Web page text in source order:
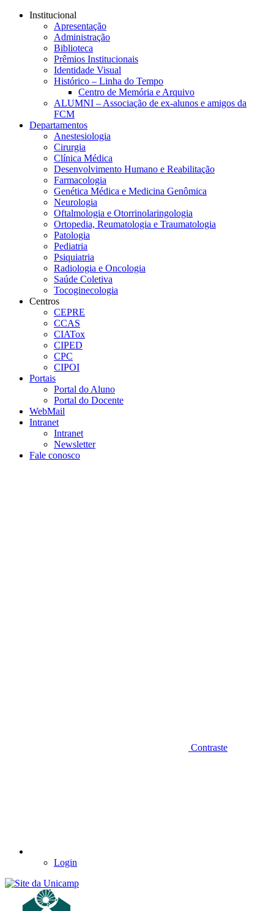
Conteúdo principal
Institucional
Apresentação
Administração
Biblioteca
Prêmios Institucionais
Identidade Visual
Histórico – Linha do Tempo
Centro de Memória e Arquivo
ALUMNI – Associação de ex-alunos e amigos da
FCM
Departamentos
Anestesiologia
Cirurgia
Clínica Médica
Desenvolvimento Humano e Reabilitação
Farmacologia
Genética Médica e Medicina Genômica
Neurologia
Oftalmologia e Otorrinolaringologia
Ortopedia, Reumatologia e Traumatologia
Patologia
Pediatria
Psiquiatria
Radiologia e Oncologia
Saúde Coletiva
Tocoginecologia
Centros
CEPRE
CCAS
CIATox
CIPED
CPC
CIPOI
Portais
Portal do Aluno
Portal do Docente
WebMail
Intranet
Intranet
Newsletter
Fale conosco
Contraste
Login